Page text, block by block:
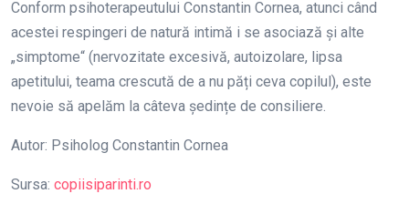
Conform psihoterapeutului Constantin Cornea, atunci când
acestei respingeri de natură intimă i se asociază și alte
„simptome“ (nervozitate excesivă, autoizolare, lipsa
apetitului, teama crescută de a nu păți ceva copilul), este
nevoie să apelăm la câteva ședințe de consiliere.
Autor: Psiholog Constantin Cornea
Sursa: copiisiparinti.ro